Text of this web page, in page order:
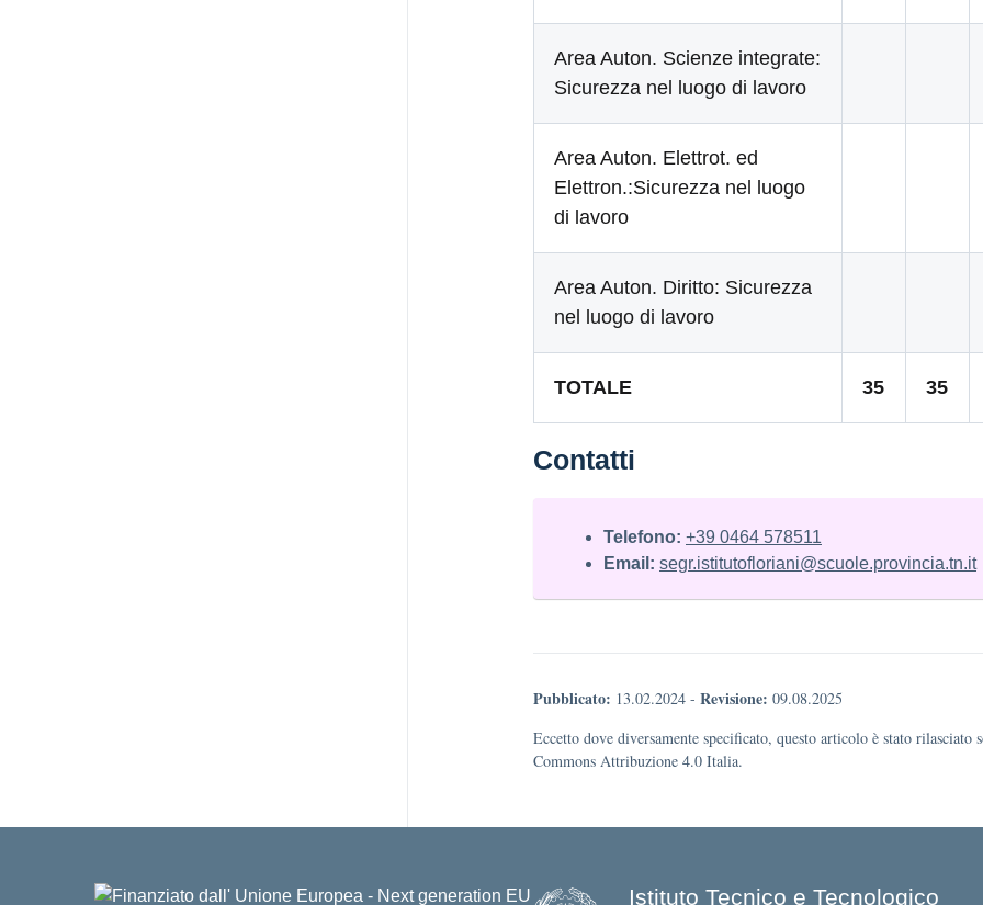
Area Auton. Scienze integrate:
Sicurezza nel luogo di lavoro
Area Auton. Elettrot. ed
Elettron.:Sicurezza nel luogo
di lavoro
Area Auton. Diritto: Sicurezza
nel luogo di lavoro
TOTALE 35 35
Contatti
Telefono: +39 0464 578511
Email: segr.istitutofloriani@scuole.provincia.tn.it
Pubblicato: 13.02.2024 - Revisione: 09.08.2025
Eccetto dove diversamente specificato, questo articolo è stato rilasciato
Commons Attribuzione 4.0 Italia.
Istituto Tecnico e Tecnologico